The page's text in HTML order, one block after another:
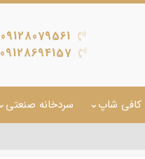
09128079561
09128694157
کافی شاپ سردخانه صنعتی